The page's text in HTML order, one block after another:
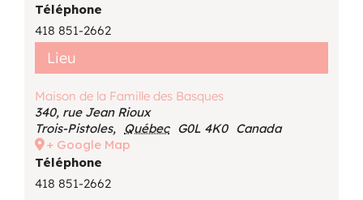
Lieu
Maison de la Famille des Basques
340, rue Jean Rioux
Trois-Pistoles, Québec G0L 4K0 Canada
+ Google Map
Téléphone
418 851-2662
Téléphone
418 851-2662